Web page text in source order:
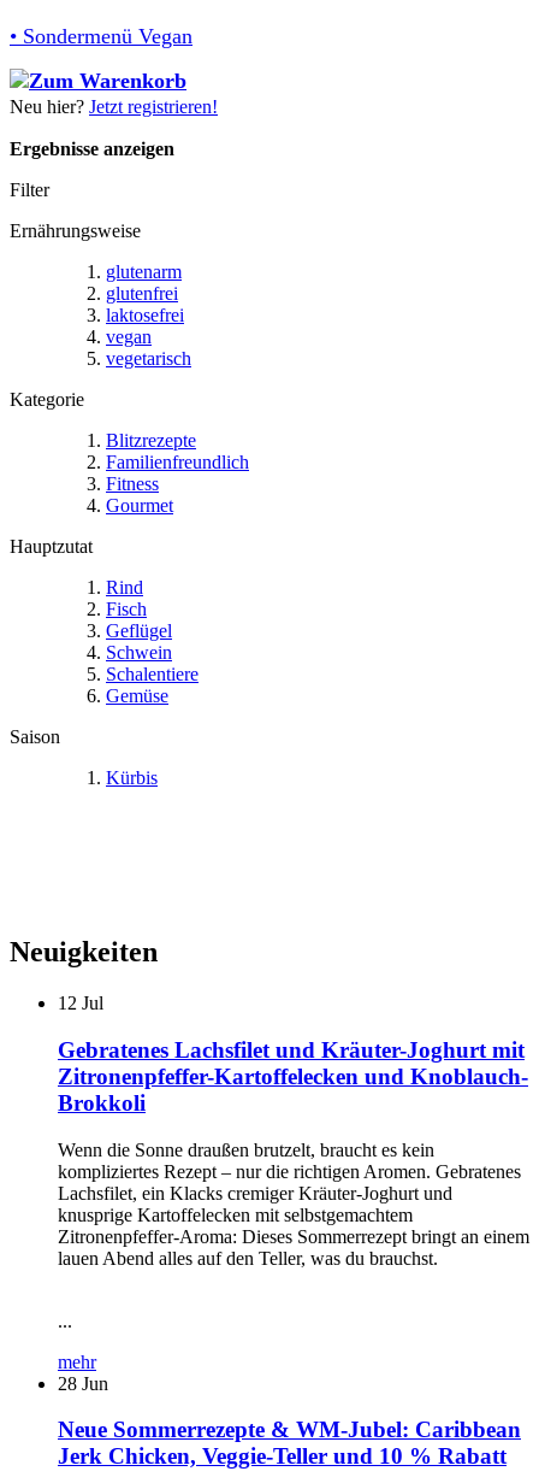
• Sondermenü Vegan
Neu hier? Jetzt registrieren!
Ergebnisse anzeigen
Filter
Ernährungsweise
glutenarm
glutenfrei
laktosefrei
vegan
vegetarisch
Kategorie
Blitzrezepte
Familienfreundlich
Fitness
Gourmet
Hauptzutat
Rind
Fisch
Geflügel
Schwein
Schalentiere
Gemüse
Saison
Kürbis
Neuigkeiten
12 Jul
Gebratenes Lachsfilet und Kräuter-Joghurt mit
Zitronenpfeffer-Kartoffelecken und Knoblauch-
Brokkoli
Wenn die Sonne draußen brutzelt, braucht es kein
kompliziertes Rezept – nur die richtigen Aromen. Gebratenes
Lachsfilet, ein Klacks cremiger Kräuter-Joghurt und
knusprige Kartoffelecken mit selbstgemachtem
Zitronenpfeffer-Aroma: Dieses Sommerrezept bringt an einem
lauen Abend alles auf den Teller, was du brauchst.
...
mehr
28 Jun
Neue Sommerrezepte & WM-Jubel: Caribbean
Jerk Chicken, Veggie-Teller und 10 % Rabatt